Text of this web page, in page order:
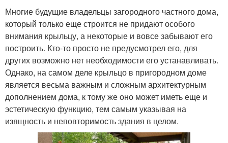
Многие будущие владельцы загородного частного дома,
который только еще строится не придают особого
внимания крыльцу, а некоторые и вовсе забывают его
построить. Кто-то просто не предусмотрел его, для
других возможно нет необходимости его устанавливать.
Однако, на самом деле крыльцо в пригородном доме
является весьма важным и сложным архитектурным
дополнением дома, к тому же оно может иметь еще и
эстетическую функцию, тем самым указывая на
изящность и неповторимость здания в целом.